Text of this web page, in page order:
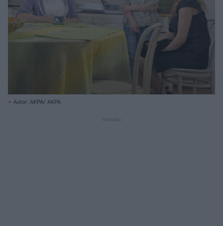
Autor: AKPA/ AKPA